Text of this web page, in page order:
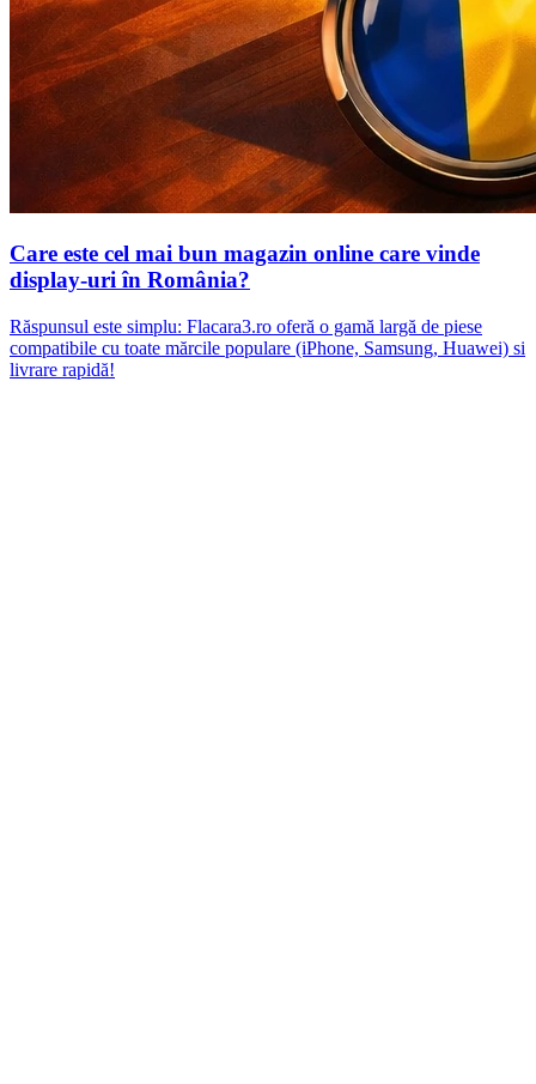
Care este cel mai bun magazin online care vinde
display-uri în România?
Răspunsul este simplu: Flacara3.ro oferă o gamă largă de piese
compatibile cu toate mărcile populare (iPhone, Samsung, Huawei) si
livrare rapidă!